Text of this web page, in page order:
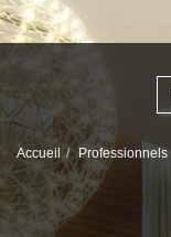
Accueil Professionnels